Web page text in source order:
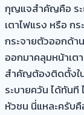
กุญแจสำคัญคือ ระ
เตาไฟแรง หรือ ก
กระจายตัวออกด้า
ออกมาคลุมหน้าเต
สำคัญต้องติดตั้งใ
ระบายควัน ได้ทัน
หัวชน นี่แหละครับ